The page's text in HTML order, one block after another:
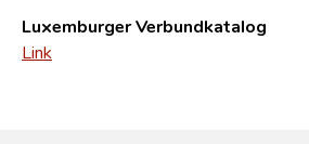
Luxemburger Verbundkatalog
Link